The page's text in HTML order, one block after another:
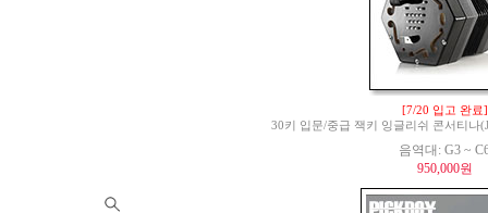
[7/20 입고 완료]
30키 입문/중급 잭키 잉글리쉬 콘서티나
음역대: G3 ~
950,000원